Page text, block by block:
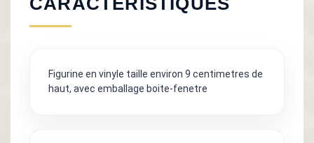
Figurine en vinyle taille environ 9 centimetres de
haut, avec emballage boite-fenetre